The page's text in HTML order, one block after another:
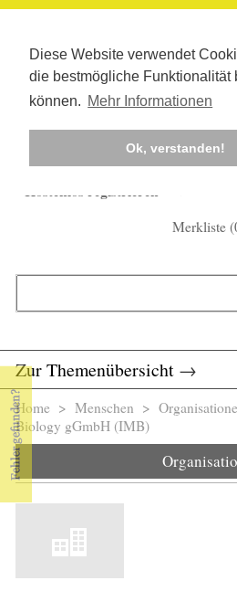
Diese Website verwendet
die bestmögliche Funktionalität
können. Mehr Informationen
Ok, verstanden!
Kostenlos registrieren
Merkliste (
Zur Themenübersicht →
Sie sind hier
Home > Menschen >
Biology gGmbH (IMB)